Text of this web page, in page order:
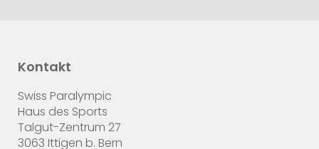
Kontakt
Swiss Paralympic
Haus des Sports
Talgut-Zentrum 27
3063 Ittigen b. Bern